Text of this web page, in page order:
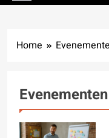
Home